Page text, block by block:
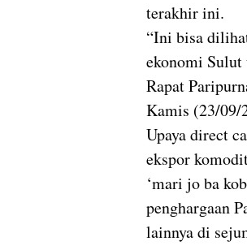
terakhir ini.
“Ini bisa
ekonomi
Rapat
Kamis (23/09/
Upaya direct
ekspor
‘mari jo ba
penghargaan
lainnya di